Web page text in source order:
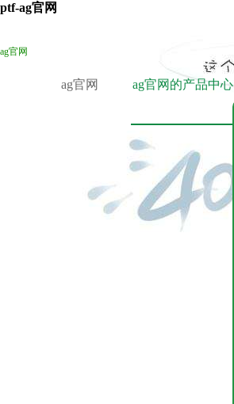
ptf-ag官网
ag官网
ag官网 ag官网的产品中心